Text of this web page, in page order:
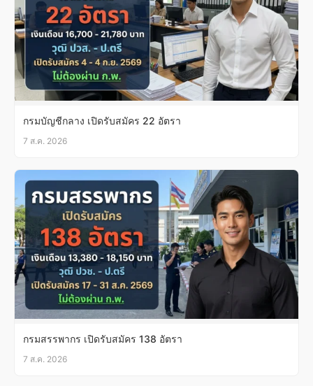
กรมบัญชีกลาง เปิดรับสมัคร 22 อัตรา
7 ส.ค. 2026
กรมสรรพากร เปิดรับสมัคร 138 อัตรา
7 ส.ค. 2026